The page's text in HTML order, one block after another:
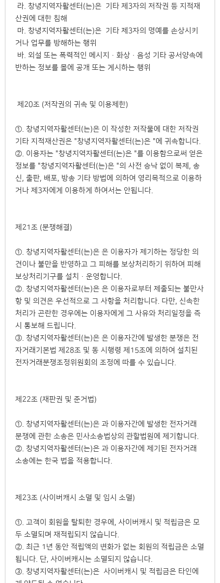
라. 창녕지역자활센터(는)은 기타 제3자의 저작권 등 지적재
산권에 대한 침해
마. 창녕지역자활센터(는)은 기타 제3자의 명예를 손상시키
거나 업무를 방해하는 행위
바. 외설 또는 폭력적인 메시지·화상·음성 기타 공서양속에
반하는 정보를 몰에 공개 또는 게시하는 행위
제20조 (저작권의 귀속 및 이용제한)
①. 창녕지역자활센터(는)은 이 작성한 저작물에 대한 저작권
기타 지적재산권은 "창녕지역자활센터(는)은 "에 귀속합니다.
②. 이용자는 "창녕지역자활센터(는)은 "를 이용함으로써 얻은
정보를 "창녕지역자활센터(는)은 "의 사전 승낙 없이 복제, 송
신, 출판, 배포, 방송 기타 방법에 의하여 영리목적으로 이용하
거나 제3자에게 이용하게 하여서는 안됩니다.
제21조 (분쟁해결)
①. 창녕지역자활센터(는)은 은 이용자가 제기하는 정당한 의
견이나 불만을 반영하고 그 피해를 보상처리하기 위하여 피해
보상처리기구를 설치·운영합니다.
②. 창녕지역자활센터(는)은 은 이용자로부터 제출되는 불만사
항 및 의견은 우선적으로 그 사항을 처리합니다. 다만, 신속한
처리가 곤란한 경우에는 이용자에게 그 사유와 처리일정을 즉
시 통보해 드립니다.
③. 창녕지역자활센터(는)은 은 이용자간에 발생한 분쟁은 전
자거래기본법 제28조 및 동 시행령 제15조에 의하여 설치된
전자거래분쟁조정위원회의 조정에 따를 수 있습니다.
제22조 (재판권 및 준거법)
①. 창녕지역자활센터(는)은 과 이용자간에 발생한 전자거래
분쟁에 관한 소송은 민사소송법상의 관할법원에 제기합니다.
②. 창녕지역자활센터(는)은 과 이용자간에 제기된 전자거래
소송에는 한국 법을 적용합니다.
제23조 (사이버캐시 소멸 및 임시 소멸)
①. 고객이 회원을 탈퇴한 경우에, 사이버캐시 및 적립금은 모
두 소멸되며 재적립되지 않습니다.
②. 최근 1년 동안 적립액의 변화가 없는 회원의 적립금은 소멸
됩니다. 단, 사이버캐시는 소멸되지 않습니다.
③. 창녕지역자활센터(는)은 사이버캐시 및 적립금은 타인에